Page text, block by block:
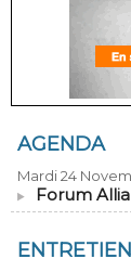
AGENDA
Mardi 24
Forum